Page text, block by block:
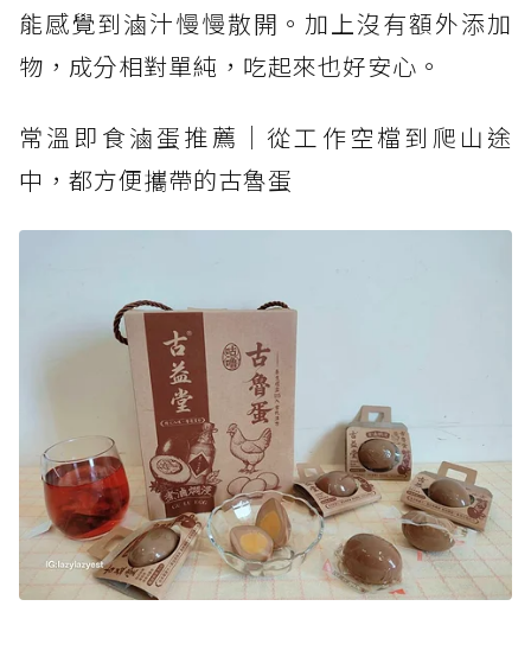
能感覺到滷汁慢慢散開。加上沒有額外添加
物，成分相對單純，吃起來也好安心。
常溫即食滷蛋推薦｜從工作空檔到爬山途
中，都方便攜帶的古魯蛋